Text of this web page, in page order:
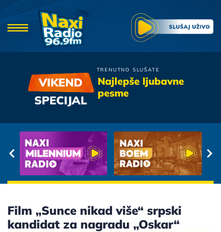
TRENUTNO SLUŠATE
Najlepše ljubavne
pesme
Tose i Tony
Lagala Nas Mala
Film „Sunce nikad više“ srpski
kandidat za nagradu „Oskar“